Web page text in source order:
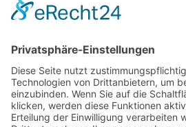
Potsdamer Yacht
14109 Berlin
Tel: +49 30 805 35
KONTAKT|IMPRESSUM|